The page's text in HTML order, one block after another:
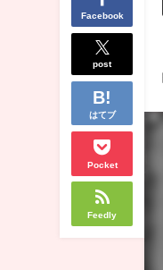
Facebook
post
はてブ
Pocket
Feedly